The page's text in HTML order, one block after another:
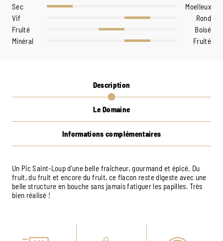
Sec
Moelleux
Vif
Rond
Fruité
Boisé
Minéral
Fruité
Description
Le Domaine
Informations complémentaires
Un Pic Saint-Loup d’une belle fraîcheur, gourmand et épicé. Du
fruit, du fruit et encore du fruit, ce flacon reste digeste avec une
belle structure en bouche sans jamais fatiguer les papilles. Très
bien réalisé !